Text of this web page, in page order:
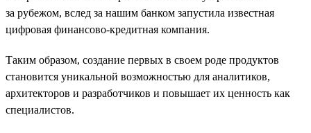
за рубежом, вслед за нашим банком запустила известная
цифровая финансово-кредитная компания.
Таким образом, создание первых в своем роде продуктов
становится уникальной возможностью для аналитиков,
архитекторов и разработчиков и повышает их ценность как
специалистов.